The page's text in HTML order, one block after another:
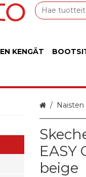
KENGÄT
Etusivu
EASY
beige